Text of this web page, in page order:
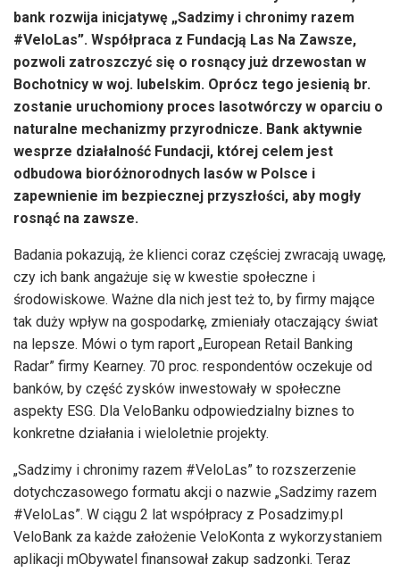
bank rozwija inicjatywę „Sadzimy i chronimy razem
#VeloLas”. Współpraca z Fundacją Las Na Zawsze,
pozwoli zatroszczyć się o rosnący już drzewostan w
Bochotnicy w woj. lubelskim. Oprócz tego jesienią br.
zostanie uruchomiony proces lasotwórczy w oparciu o
naturalne mechanizmy przyrodnicze. Bank aktywnie
wesprze działalność Fundacji, której celem jest
odbudowa bioróżnorodnych lasów w Polsce i
zapewnienie im bezpiecznej przyszłości, aby mogły
rosnąć na zawsze.
Badania pokazują, że klienci coraz częściej zwracają uwagę,
czy ich bank angażuje się w kwestie społeczne i
środowiskowe. Ważne dla nich jest też to, by firmy mające
tak duży wpływ na gospodarkę, zmieniały otaczający świat
na lepsze. Mówi o tym raport „European Retail Banking
Radar” firmy Kearney. 70 proc. respondentów oczekuje od
banków, by część zysków inwestowały w społeczne
aspekty ESG. Dla VeloBanku odpowiedzialny biznes to
konkretne działania i wieloletnie projekty.
„Sadzimy i chronimy razem #VeloLas” to rozszerzenie
dotychczasowego formatu akcji o nazwie „Sadzimy razem
#VeloLas”. W ciągu 2 lat współpracy z Posadzimy.pl
VeloBank za każde założenie VeloKonta z wykorzystaniem
aplikacji mObywatel finansował zakup sadzonki. Teraz